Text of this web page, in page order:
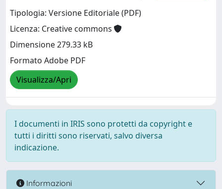
Tipologia: Versione Editoriale (PDF)
Licenza: Creative commons
Dimensione 279.33 kB
Formato Adobe PDF
Visualizza/Apri
I documenti in IRIS sono protetti da copyright e
tutti i diritti sono riservati, salvo diversa
indicazione.
Informazioni